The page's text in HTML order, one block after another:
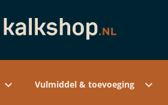
Vulmiddel & toevoeging
baksteen
kalksteen
stollingsgesteente
zandsteen
vocht
de kalkshop